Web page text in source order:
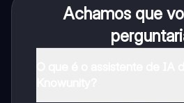
Achamos que